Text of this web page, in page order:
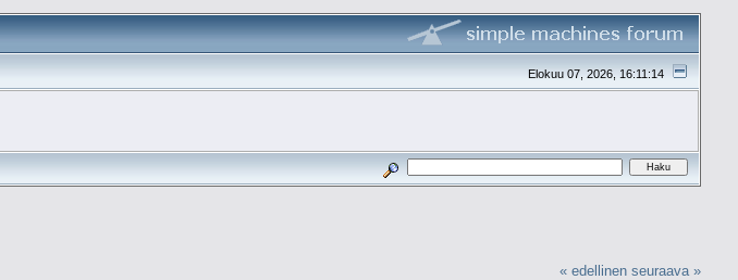
Elokuu 07, 2026, 16:11:14
« edellinen seuraava »